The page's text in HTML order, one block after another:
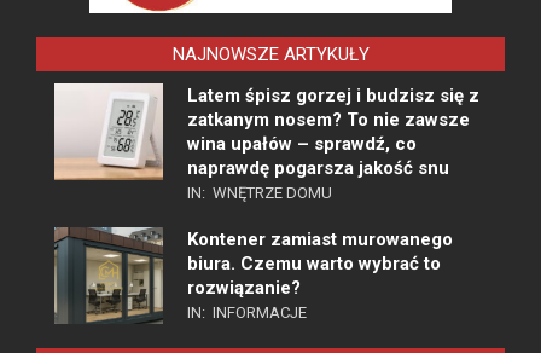
NAJNOWSZE ARTYKUŁY
Latem śpisz gorzej i budzisz się z
zatkanym nosem? To nie zawsze
wina upałów – sprawdź, co
naprawdę pogarsza jakość snu
IN: WNĘTRZE DOMU
Kontener zamiast murowanego
biura. Czemu warto wybrać to
rozwiązanie?
IN: INFORMACJE